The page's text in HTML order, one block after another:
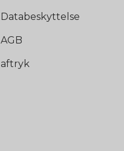
Databeskyttelse
AGB
aftryk